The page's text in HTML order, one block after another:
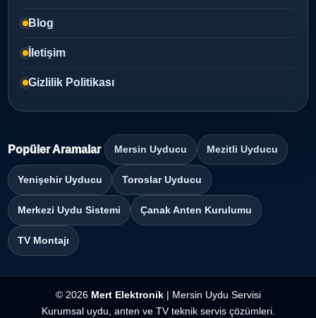
Blog
İletişim
Gizlilik Politikası
Popüler Aramalar Mersin Uyducu Mezitli Uyducu
Yenişehir Uyducu Toroslar Uyducu
Merkezi Uydu Sistemi Çanak Anten Kurulumu
TV Montajı
© 2026 Mert Elektronik| Mersin Uydu Servisi
Kurumsal uydu, anten ve TV teknik servis çözümleri.